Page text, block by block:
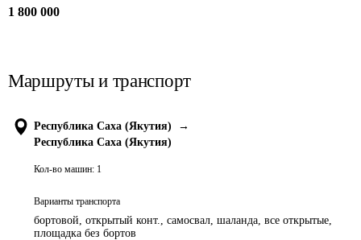
1 800 000
Маршруты и транспорт
Республика Саха (Якутия)
→
Республика Саха (Якутия)
Кол-во машин: 1
Варианты транспорта
бортовой, открытый конт., самосвал, шаланда, все открытые,
площадка без бортов